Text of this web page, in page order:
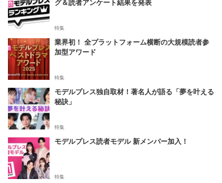
特集
業界初！ 全プラットフォーム横断の大規模読者参
加型アワード
特集
モデルプレス独自取材！著名人が語る「夢を叶える
秘訣」
特集
モデルプレス読者モデル 新メンバー加入！
特集